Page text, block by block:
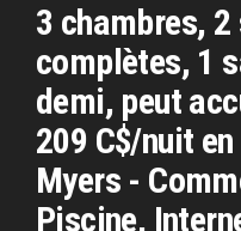
3 chambres,
complètes, 1
demi, peut
209 C$/nuit
Myers -
Piscine,